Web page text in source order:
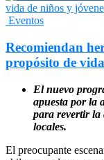
Eventos
Recomiendan
propósito de
El nuevo
apuesta por la
para revertir la
locales.
​El preocupante